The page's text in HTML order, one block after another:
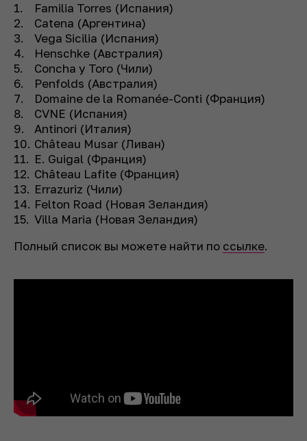
Familia Torres (Испания)
Catena (Аргентина)
Vega Sicilia (Испания)
Henschke (Австралия)
Concha y Toro (Чили)
Penfolds (Австралия)
Domaine de la Romanée-Conti (Франция)
CVNE (Испания)
Antinori (Италия)
Château Musar (Ливан)
E. Guigal (Франция)
Château Lafite (Франция)
Errazuriz (Чили)
Felton Road (Новая Зеландия)
Villa Maria (Новая Зеландия)
Полный список вы можете найти по ссылке.